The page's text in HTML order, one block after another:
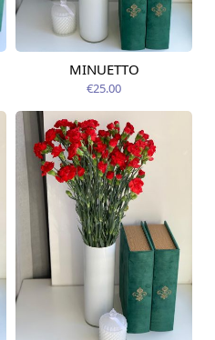
Pieejams šodien
MINUETTO
€25.00